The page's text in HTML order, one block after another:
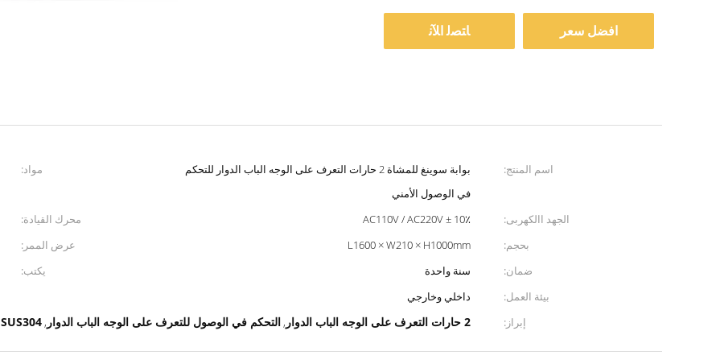
افضل سعر ﺎﺘﺼﻟ ﺍﻶﻧ
اسم المنتج:
بوابة سوينغ للمشاة 2 حارات التعرف على الوجه الباب الدوار للتحكم
في الوصول الأمني
مواد:
الجهد االكهربى: AC110V / AC220V ± 10٪ محرك القيادة:
بحجم:
L1600 × W210 × H1000mm عرض الممر:
ضمان:
سنة واحدة يكتب:
بيئة العمل:
داخلي وخارجي
إبراز:
2 حارات التعرف على الوجه الباب الدوار , التحكم في الوصول للتعرف على الوجه الباب الدوار , SUS304 بوابة سوينغ للمشاة